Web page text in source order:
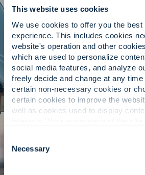
This website uses cookies
We use cookies to offer you the
experience. This includes cookies
website's operation and other
which are used to personalize
social media features, and analyze
freely decide and change at any
certain non-necessary cookies or
certain cookies to improve the
well as cookies used to display
cookies. Click "Show details" below
about who we share your information
Selection
Necessary
Tjänst som stöder
och prestanda.